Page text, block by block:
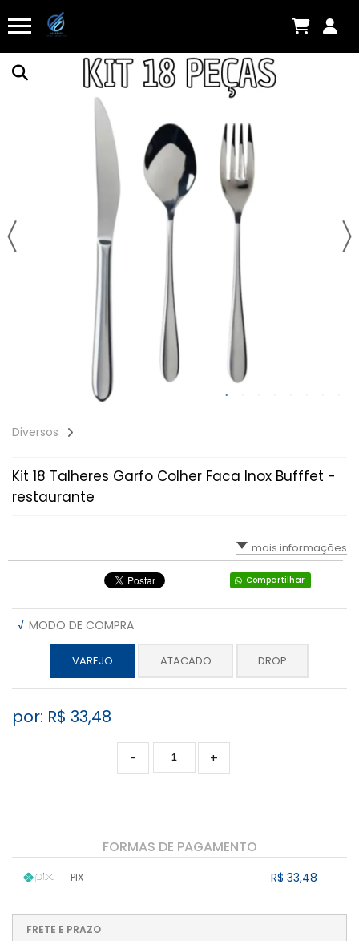
Diversos
Kit 18 Talheres Garfo Colher Faca Inox Bufffet -
restaurante
mais informações
Compartilhar
√ MODO DE COMPRA
VAREJO ATACADO DROP
por: R$ 33,48
+
-
FORMAS DE PAGAMENTO
PIX R$ 33,48
...
....
FRETE E PRAZO